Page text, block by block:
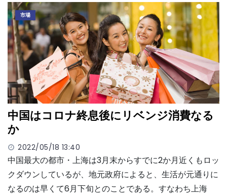
市場
中国はコロナ終息後にリベンジ消費なる
か
2022/05/18 13:40
中国最大の都市・上海は3月末からすでに2か月近くもロッ
クダウンしているが、地元政府によると、生活が元通りに
なるのは早くて6月下旬とのことである。すなわち上海